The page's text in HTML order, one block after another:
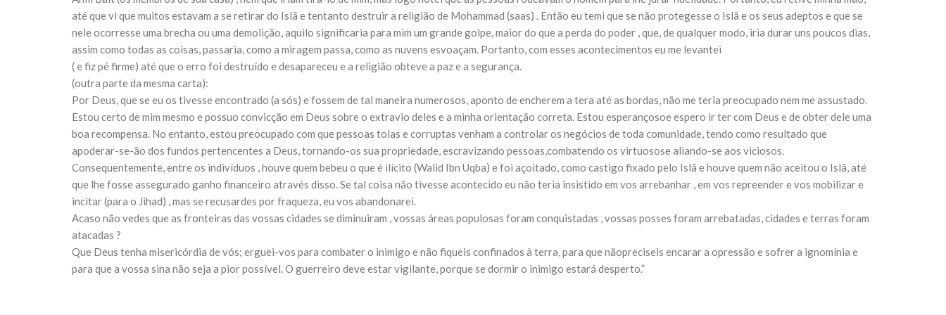
Falecimento do Imam Ali Ibn Al-Hussein (A.S.)
Em nome de Deus, o Clemente, o Misericordioso! Diante da data em que
relembramos o martírio do quarto Imam dos muçulmanos, o Imam Ali Ibn Al-
Hussein Ibn Ali Ibn Abi Táleb (A.S.), conhecido por “Zein Al-Ábidin” (Formosura
NOTÍCIAS
3 DE JULHO DE 2014
Centro Islâmico no Brasil recebe o ex-ministro das
Relações Exteriores da República Islâmica do Irã
Na noite da quinta-feira, 03 de Abril, o Centro Islâmico no Brasil recebeu em sua
até que vi que muitos estavam a se retirar do Islã e tentanto destruir a religião de Mohammad (saas) . Então eu temi que se não protegesse o Islã e os seus adeptos e que se
nele ocorresse uma brecha ou uma demolição, aquilo significaria para mim um grande golpe, maior do que a perda do poder , que, de qualquer modo, iria durar uns poucos dias,
assim como todas as coisas, passaria, como a miragem passa, como as nuvens esvoaçam. Portanto, com esses acontecimentos eu me levantei
( e fiz pé firme) até que o erro foi destruído e desapareceu e a religião obteve a paz e a segurança.
(outra parte da mesma carta):
Por Deus, que se eu os tivesse encontrado (a sós) e fossem de tal maneira numerosos, aponto de encherem a tera até as bordas, não me teria preocupado nem me assustado.
Estou certo de mim mesmo e possuo convicção em Deus sobre o extravio deles e a minha orientação correta. Estou esperançosoe espero ir ter com Deus e de obter dele uma
boa recompensa. No entanto, estou preocupado com que pessoas tolas e corruptas venham a controlar os negócios de toda comunidade, tendo como resultado que
apoderar-se-ão dos fundos pertencentes a Deus, tornando-os sua propriedade, escravizando pessoas,combatendo os virtuosose aliando-se aos viciosos.
Consequentemente, entre os indivíduos , houve quem bebeu o que é ilícito (Walid Ibn Uqba) e foi açoitado, como castigo fixado pelo Islã e houve quem não aceitou o Islã, até
que lhe fosse assegurado ganho financeiro através disso. Se tal coisa não tivesse acontecido eu não teria insistido em vos arrebanhar , em vos repreender e vos mobilizar e
incitar (para o Jihad) , mas se recusardes por fraqueza, eu vos abandonarei.
Acaso não vedes que as fronteiras das vossas cidades se diminuiram , vossas áreas populosas foram conquistadas , vossas posses foram arrebatadas, cidades e terras foram
atacadas ?
Que Deus tenha misericórdia de vós; erguei-vos para combater o inimigo e não fiqueis confinados à terra, para que nãopreciseis encarar a opressão e sofrer a ignomínia e
para que a vossa sina não seja a pior possível. O guerreiro deve estar vigilante, porque se dormir o inimigo estará desperto.”